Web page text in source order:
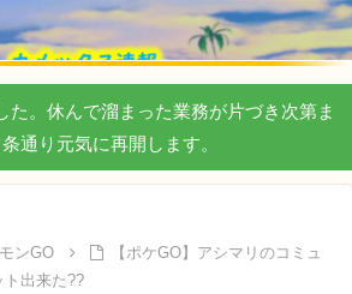
た。休んで溜まった業務が片づき次第ま
通り元気に再開します。
ンGO
【ポケGO】アシマリのコミュ
ト出来た??